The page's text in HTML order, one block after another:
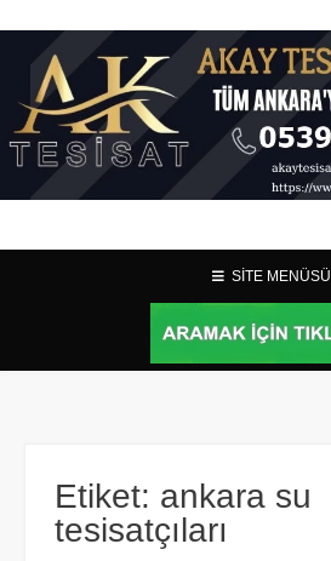
SİTE MENÜSÜ
Etiket: ankara su
tesisatçıları